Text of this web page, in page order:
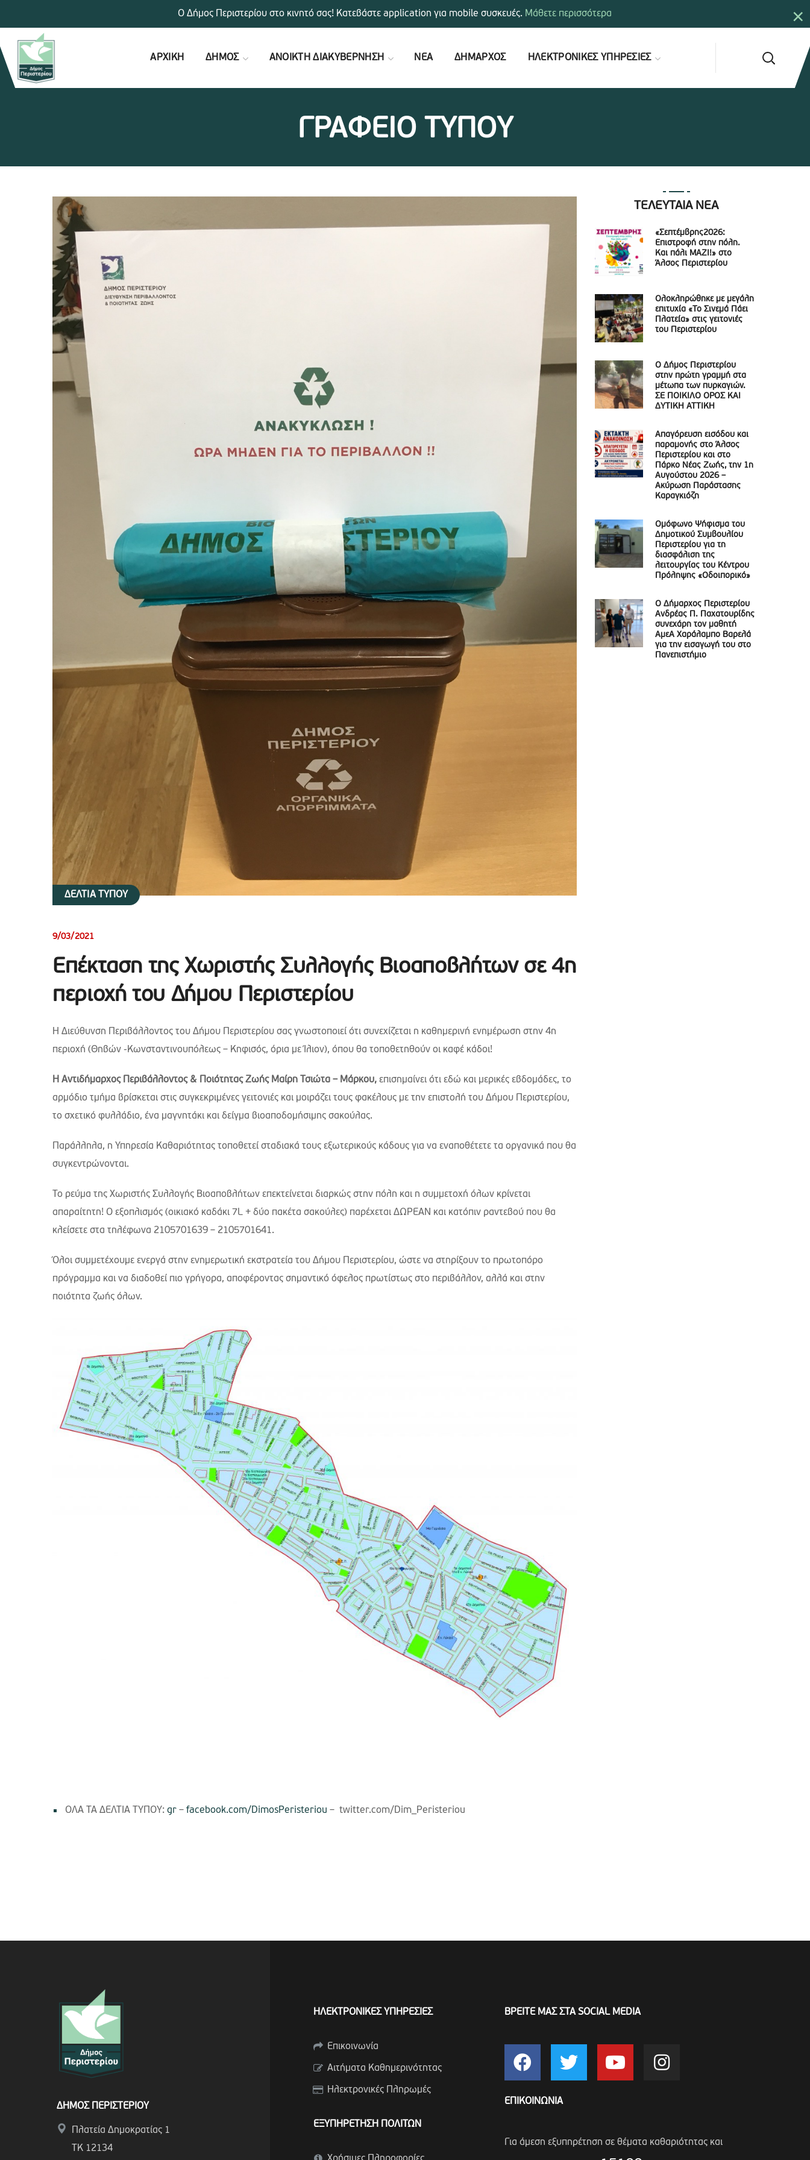
ΑΡΧΙΚΗ ΔΗΜΟΣ ΑΝΟΙΚΤΗ ΔΙΑΚΥΒΕΡΝΗΣΗ ΝΕΑ ΔΗΜΑΡΧΟΣ ΗΛΕΚΤΡΟΝΙΚΕΣ ΥΠΗΡΕΣΙΕΣ
ΓΡΑΦΕΙΟ ΤΥΠΟΥ
ΔΕΛΤΙΑ ΤΥΠΟΥ
9/03/2021
Επέκταση της Χωριστής Συλλογής Βιοαποβλήτων σε 4η
περιοχή του Δήμου Περιστερίου
Η Διεύθυνση Περιβάλλοντος του Δήμου Περιστερίου σας γνωστοποιεί ότι συνεχίζεται η καθημερινή ενημέρωση στην 4η
περιοχή (Θηβών -Κωνσταντινουπόλεως – Κηφισός, όρια με Ίλιον), όπου θα τοποθετηθούν οι καφέ κάδοι!
Η Αντιδήμαρχος Περιβάλλοντος & Ποιότητας Ζωής Μαίρη Τσιώτα – Μάρκου, επισημαίνει ότι εδώ και μερικές εβδομάδες, το
αρμόδιο τμήμα βρίσκεται στις συγκεκριμένες γειτονιές και μοιράζει τους φακέλους με την επιστολή του Δήμου Περιστερίου,
το σχετικό φυλλάδιο, ένα μαγνητάκι και δείγμα βιοαποδομήσιμης σακούλας.
Παράλληλα, η Υπηρεσία Καθαριότητας τοποθετεί σταδιακά τους εξωτερικούς κάδους για να εναποθέτετε τα οργανικά που θα
συγκεντρώνονται.
Το ρεύμα της Χωριστής Συλλογής Βιοαποβλήτων επεκτείνεται διαρκώς στην πόλη και η συμμετοχή όλων κρίνεται
απαραίτητη! Ο εξοπλισμός (οικιακό καδάκι 7L + δύο πακέτα σακούλες) παρέχεται ΔΩΡΕΑΝ και κατόπιν ραντεβού που θα
κλείσετε στα τηλέφωνα 2105701639 – 2105701641.
Όλοι συμμετέχουμε ενεργά στην ενημερωτική εκστρατεία του Δήμου Περιστερίου, ώστε να στηρίξουν το πρωτοπόρο
πρόγραμμα και να διαδοθεί πιο γρήγορα, αποφέροντας σημαντικό όφελος πρωτίστως στο περιβάλλον, αλλά και στην
ποιότητα ζωής όλων.
ΟΛΑ ΤΑ ΔΕΛΤΙΑ ΤΥΠΟΥ: gr – facebook.com/DimosPeristeriou – twitter.com/Dim_Peristeriou
ΤΕΛΕΥΤΑΙΑ ΝΕΑ
«Σεπτέμβρης2026:
Επιστροφή στην πόλη.
Και πάλι ΜΑΖΙ!» στο
Άλσος Περιστερίου
Ολοκληρώθηκε με μεγάλη
επιτυχία «Το Σινεμά Πάει
Πλατεία» στις γειτονιές
του Περιστερίου
Ο Δήμος Περιστερίου
στην πρώτη γραμμή στα
μέτωπα των πυρκαγιών.
ΣΕ ΠΟΙΚΙΛΟ ΟΡΟΣ ΚΑΙ
ΔΥΤΙΚΗ ΑΤΤΙΚΗ
Απαγόρευση εισόδου και
παραμονής στο Άλσος
Περιστερίου και στο
Πάρκο Νέας Ζωής, την 1η
Αυγούστου 2026 –
Ακύρωση Παράστασης
Καραγκιόζη
Ομόφωνο Ψήφισμα του
Δημοτικού Συμβουλίου
Περιστερίου για τη
διασφάλιση της
λειτουργίας του Κέντρου
Πρόληψης «Οδοιπορικό»
Ο Δήμαρχος Περιστερίου
Ανδρέας Π. Παχατουρίδης
συνεχάρη τον μαθητή
ΑμεΑ Χαράλαμπο Βαρελά
για την εισαγωγή του στο
Πανεπιστήμιο
ΔΗΜΟΣ ΠΕΡΙΣΤΕΡΙΟΥ
Πλατεία Δημοκρατίας 1
ΤΚ 12134
ΗΛΕΚΤΡΟΝΙΚΕΣ ΥΠΗΡΕΣΙΕΣ
Επικοινωνία
Αιτήματα Καθημερινότητας
Ηλεκτρονικές Πληρωμές
ΕΞΥΠΗΡΕΤΗΣΗ ΠΟΛΙΤΩΝ
ΒΡΕΙΤΕ ΜΑΣ ΣΤΑ SOCIAL MEDIA
ΕΠΙΚΟΙΝΩΝΙΑ
Για άμεση εξυπηρέτηση σε θέματα καθαριότητας και
×
Ο Δήμος Περιστερίου στο κινητό σας! Κατεβάστε application για mobile συσκευές. Μάθετε περισσότερα